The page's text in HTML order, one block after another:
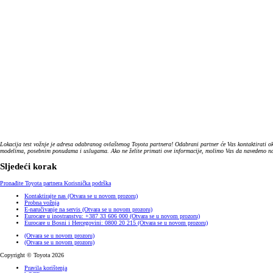
Lokacija test vožnje je adresa odabranog ovlaštenog Toyota partnera! Odabrani partner će Vas
modelima, posebnim ponudama i uslugama. Ako ne želite primati ove informacije, molimo Vas da
Sljedeći korak
Pronađite Toyota partnera Korisnička podrška
Kontaktirajte nas (Otvara se u novom prozoru)
Probna vožnja
E-naručivanje na servis (Otvara se u novom prozoru)
Eurocare u inostranstvu: +387 33 606 000 (Otvara se u novom prozoru)
Eurocare u Bosni i Hercegovini: 0800 20 215 (Otvara se u novom prozoru)
(Otvara se u novom prozoru)
(Otvara se u novom prozoru)
Copyright © Toyota 2026
Pravila korištenja